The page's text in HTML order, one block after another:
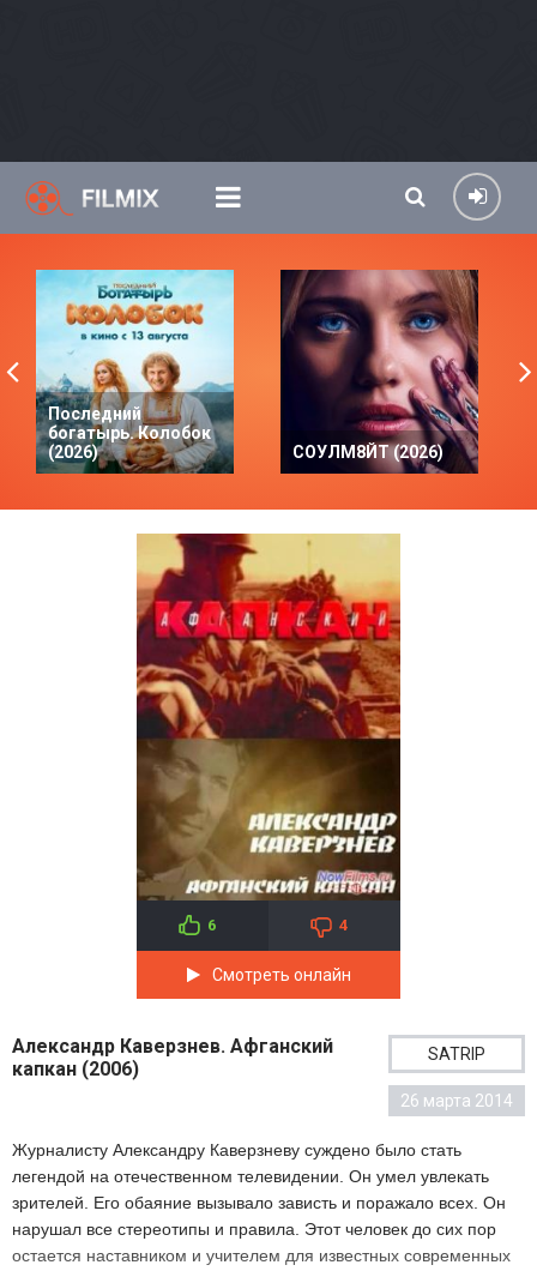
Последний
богатырь. Колобок
(2026)
СОУЛМ8ЙТ (2026)
6 4
Смотреть онлайн
Александр Каверзнев. Афганский
капкан (2006)
SATRIP
26 марта 2014
Журналисту Александру Каверзневу суждено было стать
легендой на отечественном телевидении. Он умел увлекать
зрителей. Его обаяние вызывало зависть и поражало всех. Он
нарушал все стереотипы и правила. Этот человек до сих пор
остается наставником и учителем для известных современных